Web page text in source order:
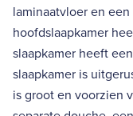
laminaatvloer en
hoofdslaapkamer
slaapkamer heeft
slaapkamer is
is groot en voorzien